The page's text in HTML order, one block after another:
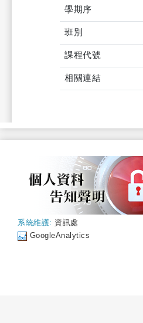
學期序
班別
課程代號
相關連結
系統維護: 資訊處
GoogleAnalytics